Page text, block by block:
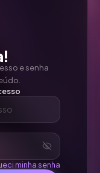
e senha
minha senha